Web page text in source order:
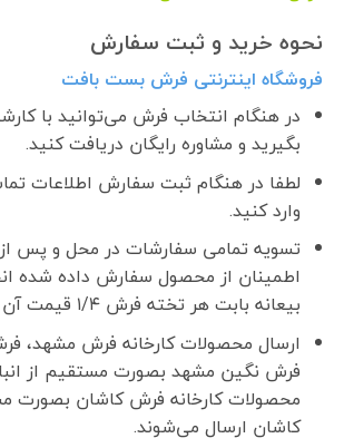
نحوه خرید و ثبت سفارش
فروشگاه اینترنتی فرش بست بافت
در هنگام انتخاب فرش می‌توانید با
بگیرید و مشاوره رایگان دریافت کنید.
لطفا در هنگام ثبت سفارش اطلاعات
وارد کنید.
تسویه تمامی سفارشات در محل و پس
اطمینان از محصول سفارش داده شده
بیعانه بابت هر تخته فرش ۱/۴ قیمت آن است.
ارسال محصولات کارخانه فرش مشهد،
فرش نگین مشهد بصورت مستقیم از
محصولات کارخانه فرش کاشان بصورت
کاشان ارسال می‌شوند.